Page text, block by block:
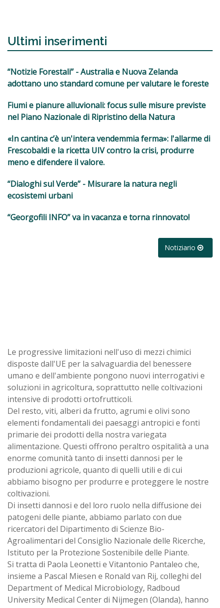
Ultimi inserimenti
“Notizie Forestali” - Australia e Nuova Zelanda
adottano uno standard comune per valutare le foreste
Fiumi e pianure alluvionali: focus sulle misure previste
nel Piano Nazionale di Ripristino della Natura
«In cantina c’è un'intera vendemmia ferma»: l'allarme di
Frescobaldi e la ricetta UIV contro la crisi, produrre
meno e difendere il valore.
“Dialoghi sul Verde” - Misurare la natura negli
ecosistemi urbani
“Georgofili INFO” va in vacanza e torna rinnovato!
Notiziario
Le progressive limitazioni nell'uso di mezzi chimici
disposte dall'UE per la salvaguardia del benessere
umano e dell'ambiente pongono nuovi interrogativi e
soluzioni in agricoltura, soprattutto nelle coltivazioni
intensive di prodotti ortofrutticoli.
Del resto, viti, alberi da frutto, agrumi e olivi sono
elementi fondamentali dei paesaggi antropici e fonti
primarie dei prodotti della nostra variegata
alimentazione. Questi offrono peraltro ospitalità a una
enorme comunità tanto di insetti dannosi per le
produzioni agricole, quanto di quelli utili e di cui
abbiamo bisogno per produrre e proteggere le nostre
coltivazioni.
Di insetti dannosi e del loro ruolo nella diffusione dei
patogeni delle piante, abbiamo parlato con due
ricercatori del Dipartimento di Scienze Bio-
Agroalimentari del Consiglio Nazionale delle Ricerche,
Istituto per la Protezione Sostenibile delle Piante.
Si tratta di Paola Leonetti e Vitantonio Pantaleo che,
insieme a Pascal Miesen e Ronald van Rij, colleghi del
Department of Medical Microbiology, Radboud
University Medical Center di Nijmegen (Olanda), hanno